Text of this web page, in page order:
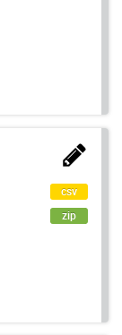
csv
zip